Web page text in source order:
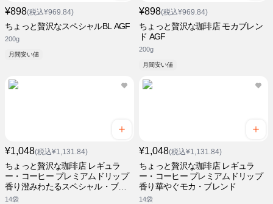
¥898(税込¥969.84)
ちょっと贅沢なスペシャルBL AGF
200g
月間安い値
¥898(税込¥969.84)
ちょっと贅沢な珈琲店 モカブレン
ド AGF
200g
月間安い値
¥1,048(税込¥1,131.84)
ちょっと贅沢な珈琲店 レギュラ
ー・コーヒー プレミアムドリップ
香り澄みわたるスペシャル・ブレ
ンド
14袋
¥1,048(税込¥1,131.84)
ちょっと贅沢な珈琲店 レギュラ
ー・コーヒー プレミアムドリップ
香り華やぐモカ・ブレンド
14袋